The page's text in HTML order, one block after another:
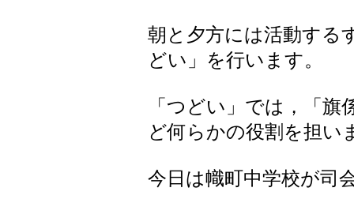
朝と夕方には活動する
どい」を行います。
「つどい」では，「旗
ど何らかの役割を担い
今日は幟町中学校が司